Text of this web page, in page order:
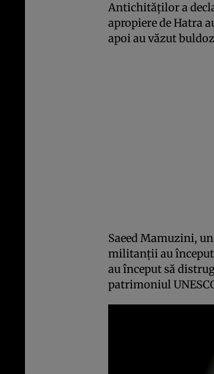
Antichităţilor a
apropiere de Hatra
apoi au văzut
Saeed Mamuzini,
militanţii au început
au început să
patrimoniul